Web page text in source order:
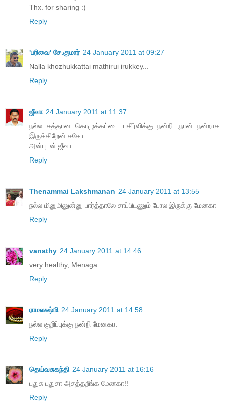
Thx. for sharing :)
Reply
'பரிவை' சே.குமார் 24 January 2011 at 09:27
Nalla khozhukkattai mathirui irukkey...
Reply
ஜீவா 24 January 2011 at 11:37
நல்ல சத்தான கொழுக்கட்டை பகிர்விக்கு நன்றி ,நான் நன்றாக
இருக்கிறேன் சகோ.
அன்புடன் ஜீவா
Reply
Thenammai Lakshmanan 24 January 2011 at 13:55
நல்ல மினுமினுன்னு பார்த்தாலே சாப்பிடணும் போல இருக்கு மேனகா
Reply
vanathy 24 January 2011 at 14:46
very healthy, Menaga.
Reply
ராமலக்ஷ்மி 24 January 2011 at 14:58
நல்ல குறிப்புக்கு நன்றி மேனகா.
Reply
தெய்வசுகந்தி 24 January 2011 at 16:16
புதுசு புதுசா அசத்தறீங்க மேனகா!!
Reply